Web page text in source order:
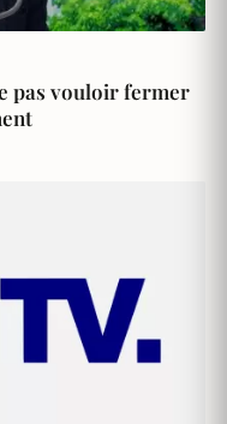
pas vouloir fermer